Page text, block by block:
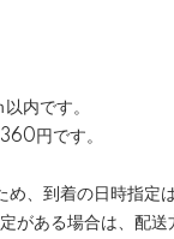
内です。
円です。
め、到着の日時指定
がある場合は、配送